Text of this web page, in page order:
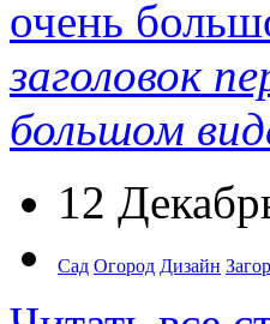
заголовок
большом
12
Сад Огород Дизайн